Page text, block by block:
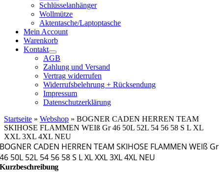
Schlüsselanhänger
Wollmütze
Aktentasche/Laptoptasche
Mein Account
Warenkorb
Kontakt
AGB
Zahlung und Versand
Vertrag widerrufen
Widerrufsbelehrung + Rücksendung
Impressum
Datenschutzerklärung
Startseite » Webshop » BOGNER CADEN HERREN TEAM
SKIHOSE FLAMMEN WEIß Gr 46 50L 52L 54 56 58 S L XL
XXL 3XL 4XL NEU
BOGNER CADEN HERREN TEAM SKIHOSE FLAMMEN WEIß Gr
46 50L 52L 54 56 58 S L XL XXL 3XL 4XL NEU
Kurzbeschreibung